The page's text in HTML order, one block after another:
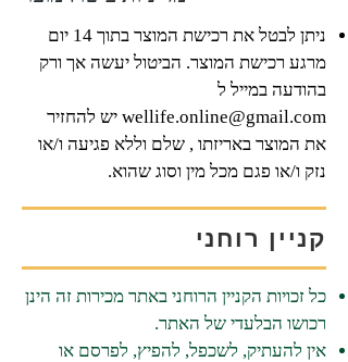
ניתן לבטל את רכישת המוצר בתוך 14 יום
מרגע רכישת המוצר. הביטול יעשה אך ורק
בהודעה במייל ל
wellife.online@gmail.com יש להחזיר
את המוצר באריזתו , שלם וללא פגיעה ו/או
נזק ו/או פגם מכל מין וסוג שהוא.
קניין רוחני
כל זכויות הקניין הרוחני באתר מכירות זה הינן
רכושו הבלעדי של האתר.​
אין להעתיק, לשכפל, להפיץ, לפרסם או